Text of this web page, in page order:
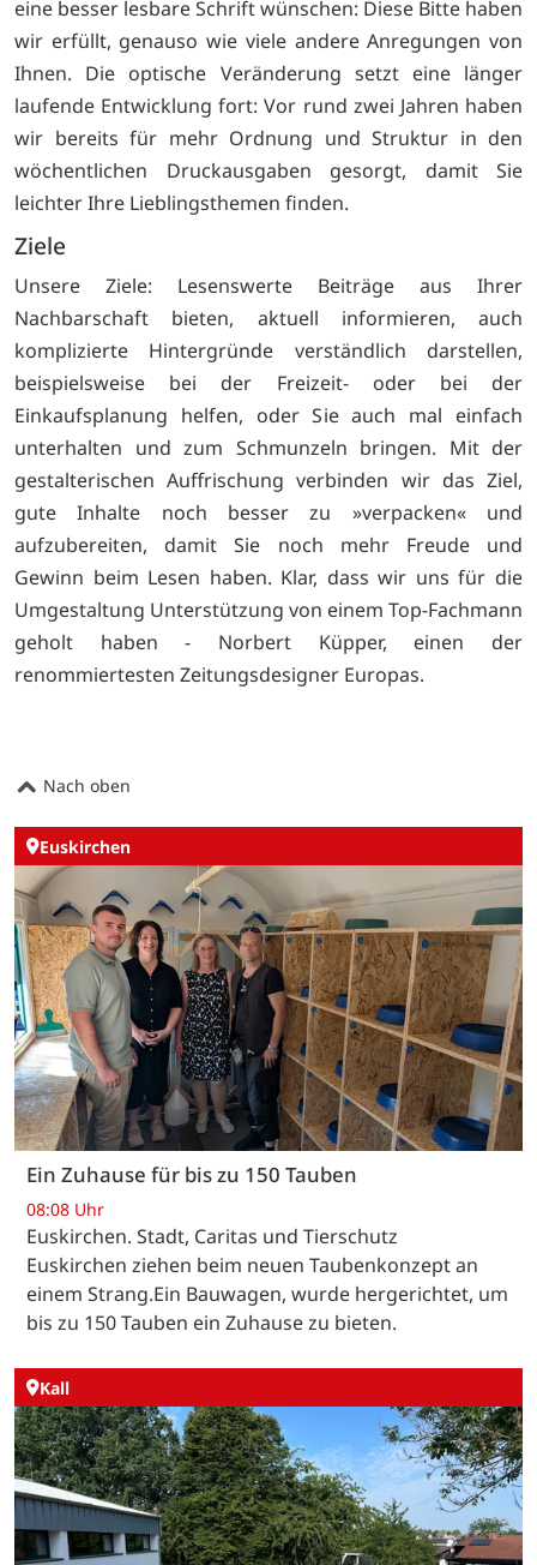
eine besser lesbare Schrift wünschen: Diese Bitte haben
wir erfüllt, genauso wie viele andere Anregungen von
Ihnen. Die optische Veränderung setzt eine länger
laufende Entwicklung fort: Vor rund zwei Jahren haben
wir bereits für mehr Ordnung und Struktur in den
wöchentlichen Druckausgaben gesorgt, damit Sie
leichter Ihre Lieblingsthemen finden.
Ziele
Unsere Ziele: Lesenswerte Beiträge aus Ihrer
Nachbarschaft bieten, aktuell informieren, auch
komplizierte Hintergründe verständlich darstellen,
beispielsweise bei der Freizeit- oder bei der
Einkaufsplanung helfen, oder Sie auch mal einfach
unterhalten und zum Schmunzeln bringen. Mit der
gestalterischen Auffrischung verbinden wir das Ziel,
gute Inhalte noch besser zu »verpacken« und
aufzubereiten, damit Sie noch mehr Freude und
Gewinn beim Lesen haben. Klar, dass wir uns für die
Umgestaltung Unterstützung von einem Top-Fachmann
geholt haben - Norbert Küpper, einen der
renommiertesten Zeitungsdesigner Europas.
Nach oben
Euskirchen
Ein Zuhause für bis zu 150 Tauben
08:08 Uhr
Euskirchen. Stadt, Caritas und Tierschutz
Euskirchen ziehen beim neuen Taubenkonzept an
einem Strang.Ein Bauwagen, wurde hergerichtet, um
bis zu 150 Tauben ein Zuhause zu bieten.
Kall